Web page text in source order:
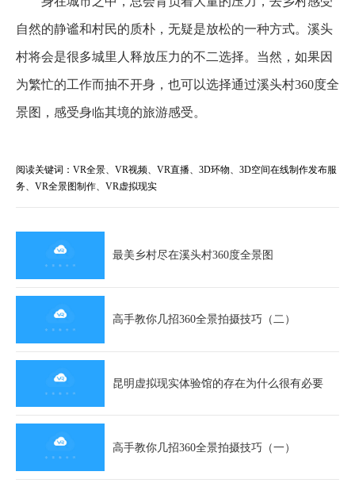
自然的静谧和村民的质朴，无疑是放松的一种方式。溪头
村将会是很多城里人释放压力的不二选择。当然，如果因
为繁忙的工作而抽不开身，也可以选择通过溪头村360度全
景图，感受身临其境的旅游感受。
阅读关键词：VR全景、VR视频、VR直播、3D环物、3D空间在线制作发布服
务、VR全景图制作、VR虚拟现实
最美乡村尽在溪头村360度全景图
高手教你几招360全景拍摄技巧（二）
昆明虚拟现实体验馆的存在为什么很有必要
高手教你几招360全景拍摄技巧（一）